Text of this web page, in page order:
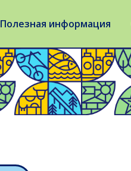
Полезная информация